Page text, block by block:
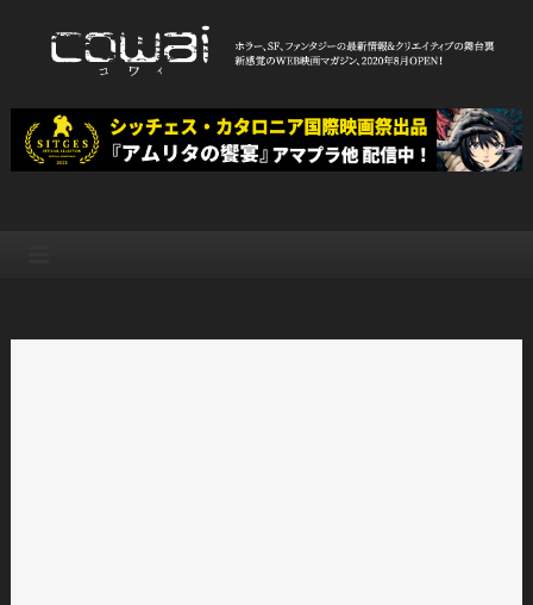
WEB映画マガジン「cowai コ
ワイ」